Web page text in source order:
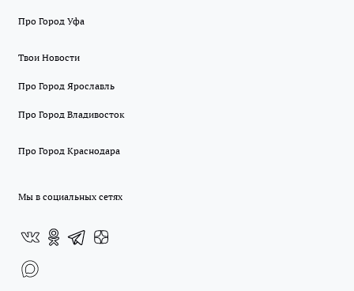
Про Город Уфа
Твои Новости
Про Город Ярославль
Про Город Владивосток
Про Город Краснодара
Мы в социальных сетях